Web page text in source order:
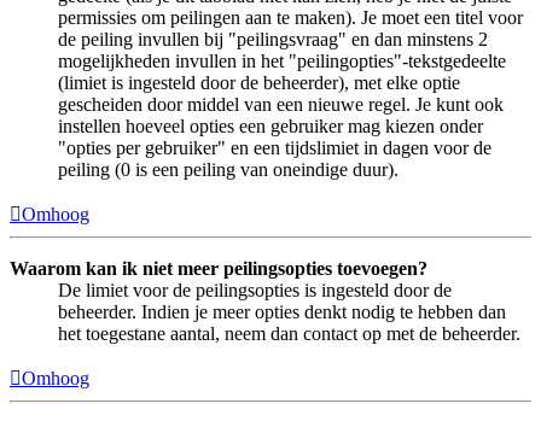
permissies om peilingen aan te maken). Je moet een titel voor
de peiling invullen bij "peilingsvraag" en dan minstens 2
mogelijkheden invullen in het "peilingopties"-tekstgedeelte
(limiet is ingesteld door de beheerder), met elke optie
gescheiden door middel van een nieuwe regel. Je kunt ook
instellen hoeveel opties een gebruiker mag kiezen onder
"opties per gebruiker" en een tijdslimiet in dagen voor de
peiling (0 is een peiling van oneindige duur).
Omhoog
Waarom kan ik niet meer peilingsopties toevoegen?
De limiet voor de peilingsopties is ingesteld door de
beheerder. Indien je meer opties denkt nodig te hebben dan
het toegestane aantal, neem dan contact op met de beheerder.
Omhoog